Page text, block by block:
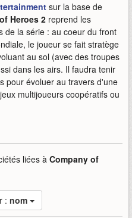
sur la base de
Heroes 2 reprend les
de la série : au coeur du front
le joueur se fait stratège
au sol (avec des troupes
dans les airs. Il faudra tenir
pour évoluer au travers d'une
multijoueurs coopératifs ou
liées à Company of
: nom